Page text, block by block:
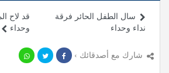
قد لاح
وحداء
سال الطفل الحائر فرقة
نداء وحداء
شارك مع أصدقائك ›